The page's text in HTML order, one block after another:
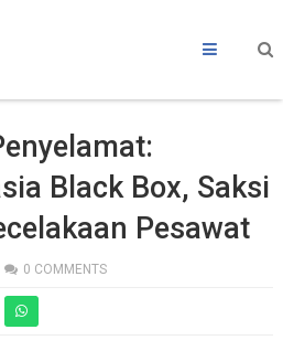
Black Box, Saksi
Pesawat
0 COMMENTS